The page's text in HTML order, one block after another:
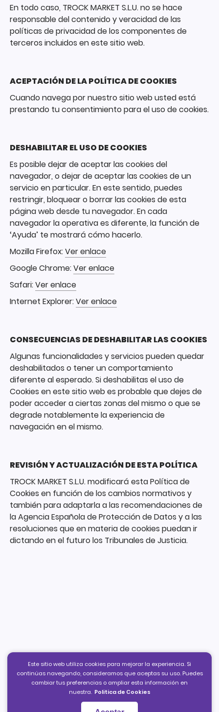
En todo caso, TROCK MARKET S.L.U. no se hace
responsable del contenido y veracidad de las
políticas de privacidad de los componentes de
terceros incluidos en este sitio web.
ACEPTACIÓN DE LA POLÍTICA DE COOKIES
Cuando navega por nuestro sitio web usted está
prestando tu consentimiento para el uso de cookies.
DESHABILITAR EL USO DE COOKIES
Es posible dejar de aceptar las cookies del
navegador, o dejar de aceptar las cookies de un
servicio en particular. En este sentido, puedes
restringir, bloquear o borrar las cookies de esta
página web desde tu navegador. En cada
navegador la operativa es diferente, la función de
‘Ayuda’ te mostrará cómo hacerlo.
Mozilla Firefox:Ver enlace
Google Chrome:Ver enlace
Safari:Ver enlace
Internet Explorer:Ver enlace
CONSECUENCIAS DE DESHABILITAR LAS COOKIES
Algunas funcionalidades y servicios pueden quedar
deshabilitados o tener un comportamiento
diferente al esperado. Si deshabilitas el uso de
Cookies en este sitio web es probable que dejes de
poder acceder a ciertas zonas del mismo o que se
degrade notablemente la experiencia de
navegación en el mismo.
REVISIÓN Y ACTUALIZACIÓN DE ESTA POLÍTICA
TROCK MARKET S.L.U. modificará esta Política de
Cookies en función de los cambios normativos y
también para adaptarla a las recomendaciones de
la Agencia Española de Protección de Datos y a las
resoluciones que en materia de cookies puedan ir
dictando en el futuro los Tribunales de Justicia.
Este sitio web utiliza cookies para mejorar la experiencia. Si
continúas navegando, consideramos que aceptas su uso. Puedes
cambiar tus preferencias o ampliar esta información en
nuestra. Politica de Cookies